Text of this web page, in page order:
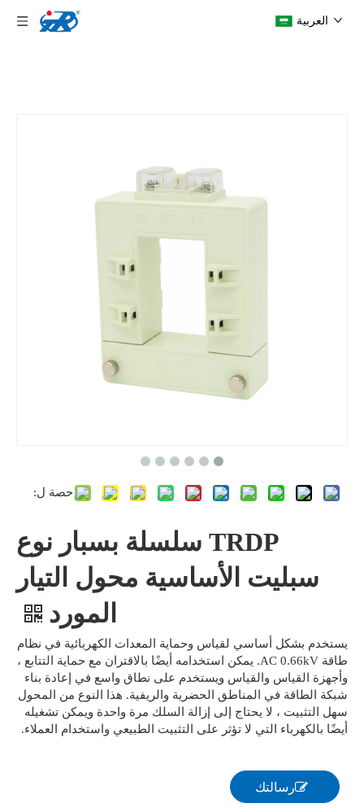
العربية
حصة ل:
TRDP سلسلة بسبار نوع
سبليت الأساسية محول التيار
المورد
يستخدم بشكل أساسي لقياس وحماية المعدات الكهربائية في نظام
طاقة AC 0.66kV. يمكن استخدامه أيضًا بالاقتران مع حماية التتابع ،
وأجهزة القياس والقياس ويستخدم على نطاق واسع في إعادة بناء
شبكة الطاقة في المناطق الحضرية والريفية. هذا النوع من المحول
سهل التثبيت ، لا يحتاج إلى إزالة السلك مرة واحدة ويمكن تشغيله
أيضًا بالكهرباء التي لا تؤثر على التثبيت الطبيعي واستخدام العملاء.
رسالتك